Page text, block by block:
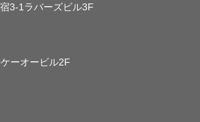
3-1ラバーズビル3F
ーオービル2F